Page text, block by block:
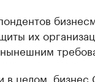
их
нынешним
в целом, бизнес